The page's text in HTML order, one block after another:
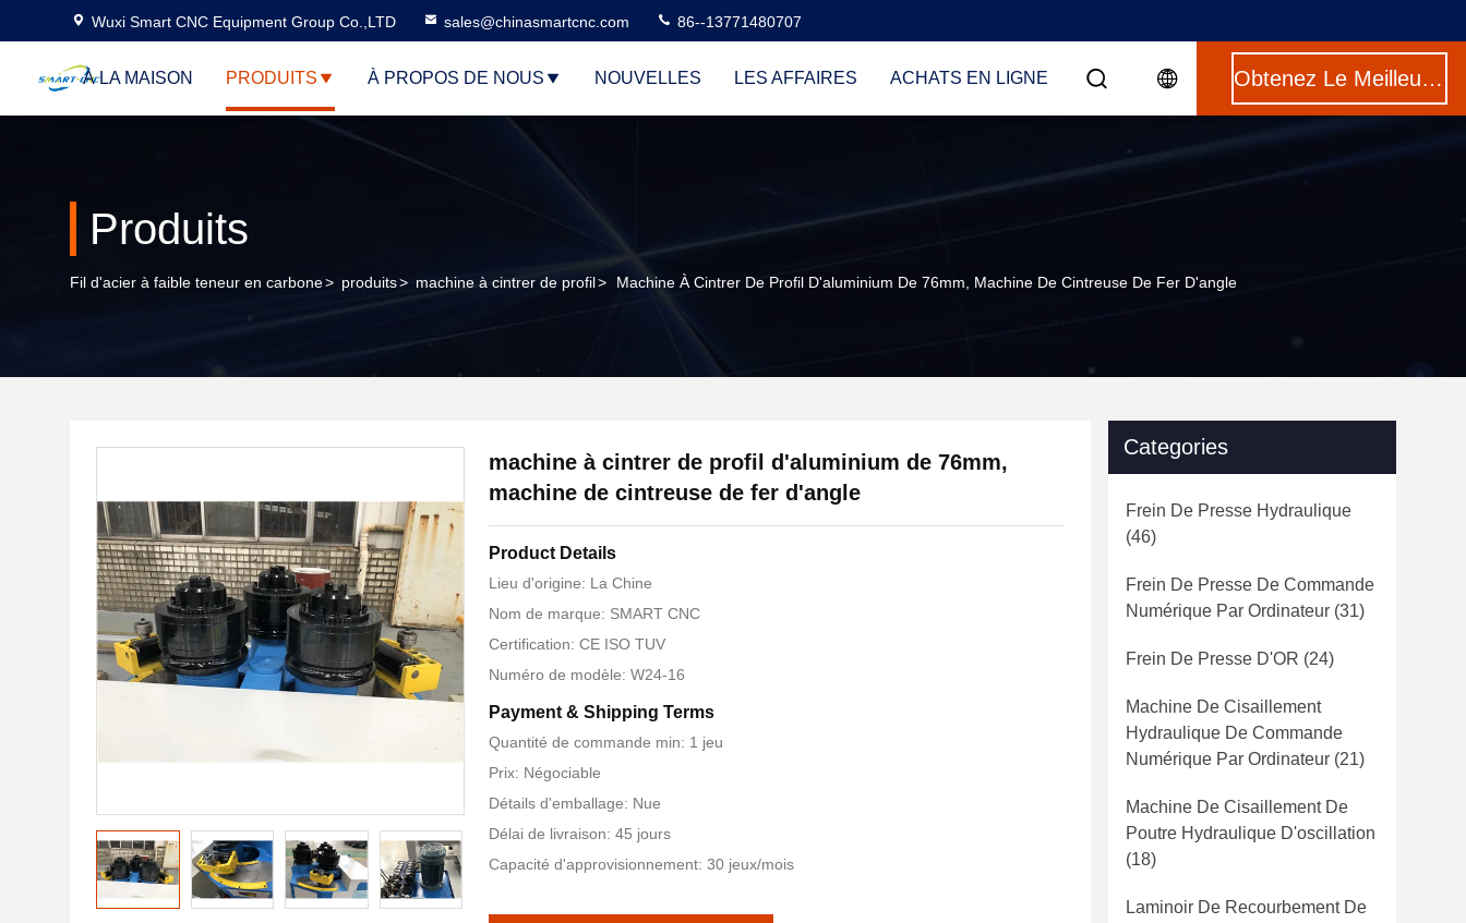
Wuxi Smart CNC Equipment Group Co.,LTD sales@chinasmartcnc.com 86--13771480707
À LA MAISON PRODUITS À PROPOS DE NOUS NOUVELLES LES AFFAIRES ACHATS EN LIGNE Obtenez Le Meilleur Prix
Produits
Fil d'acier à faible teneur en carbone> produits> machine à cintrer de profil> Machine À Cintrer De Profil D'aluminium De 76mm, Machine De Cintreuse De Fer D'angle
machine à cintrer de profil d'aluminium de 76mm,
machine de cintreuse de fer d'angle
Product Details
Lieu d'origine: La Chine
Nom de marque: SMART CNC
Certification: CE ISO TUV
Numéro de modèle: W24-16
Payment & Shipping Terms
Quantité de commande min: 1 jeu
Prix: Négociable
Détails d'emballage: Nue
Délai de livraison: 45 jours
Capacité d'approvisionnement: 30 jeux/mois
Categories
Frein De Presse Hydraulique
(46)
Frein De Presse De Commande
Numérique Par Ordinateur (31)
Frein De Presse D'OR (24)
Machine De Cisaillement
Hydraulique De Commande
Numérique Par Ordinateur (21)
Machine De Cisaillement De
Poutre Hydraulique D'oscillation
(18)
Laminoir De Recourbement De